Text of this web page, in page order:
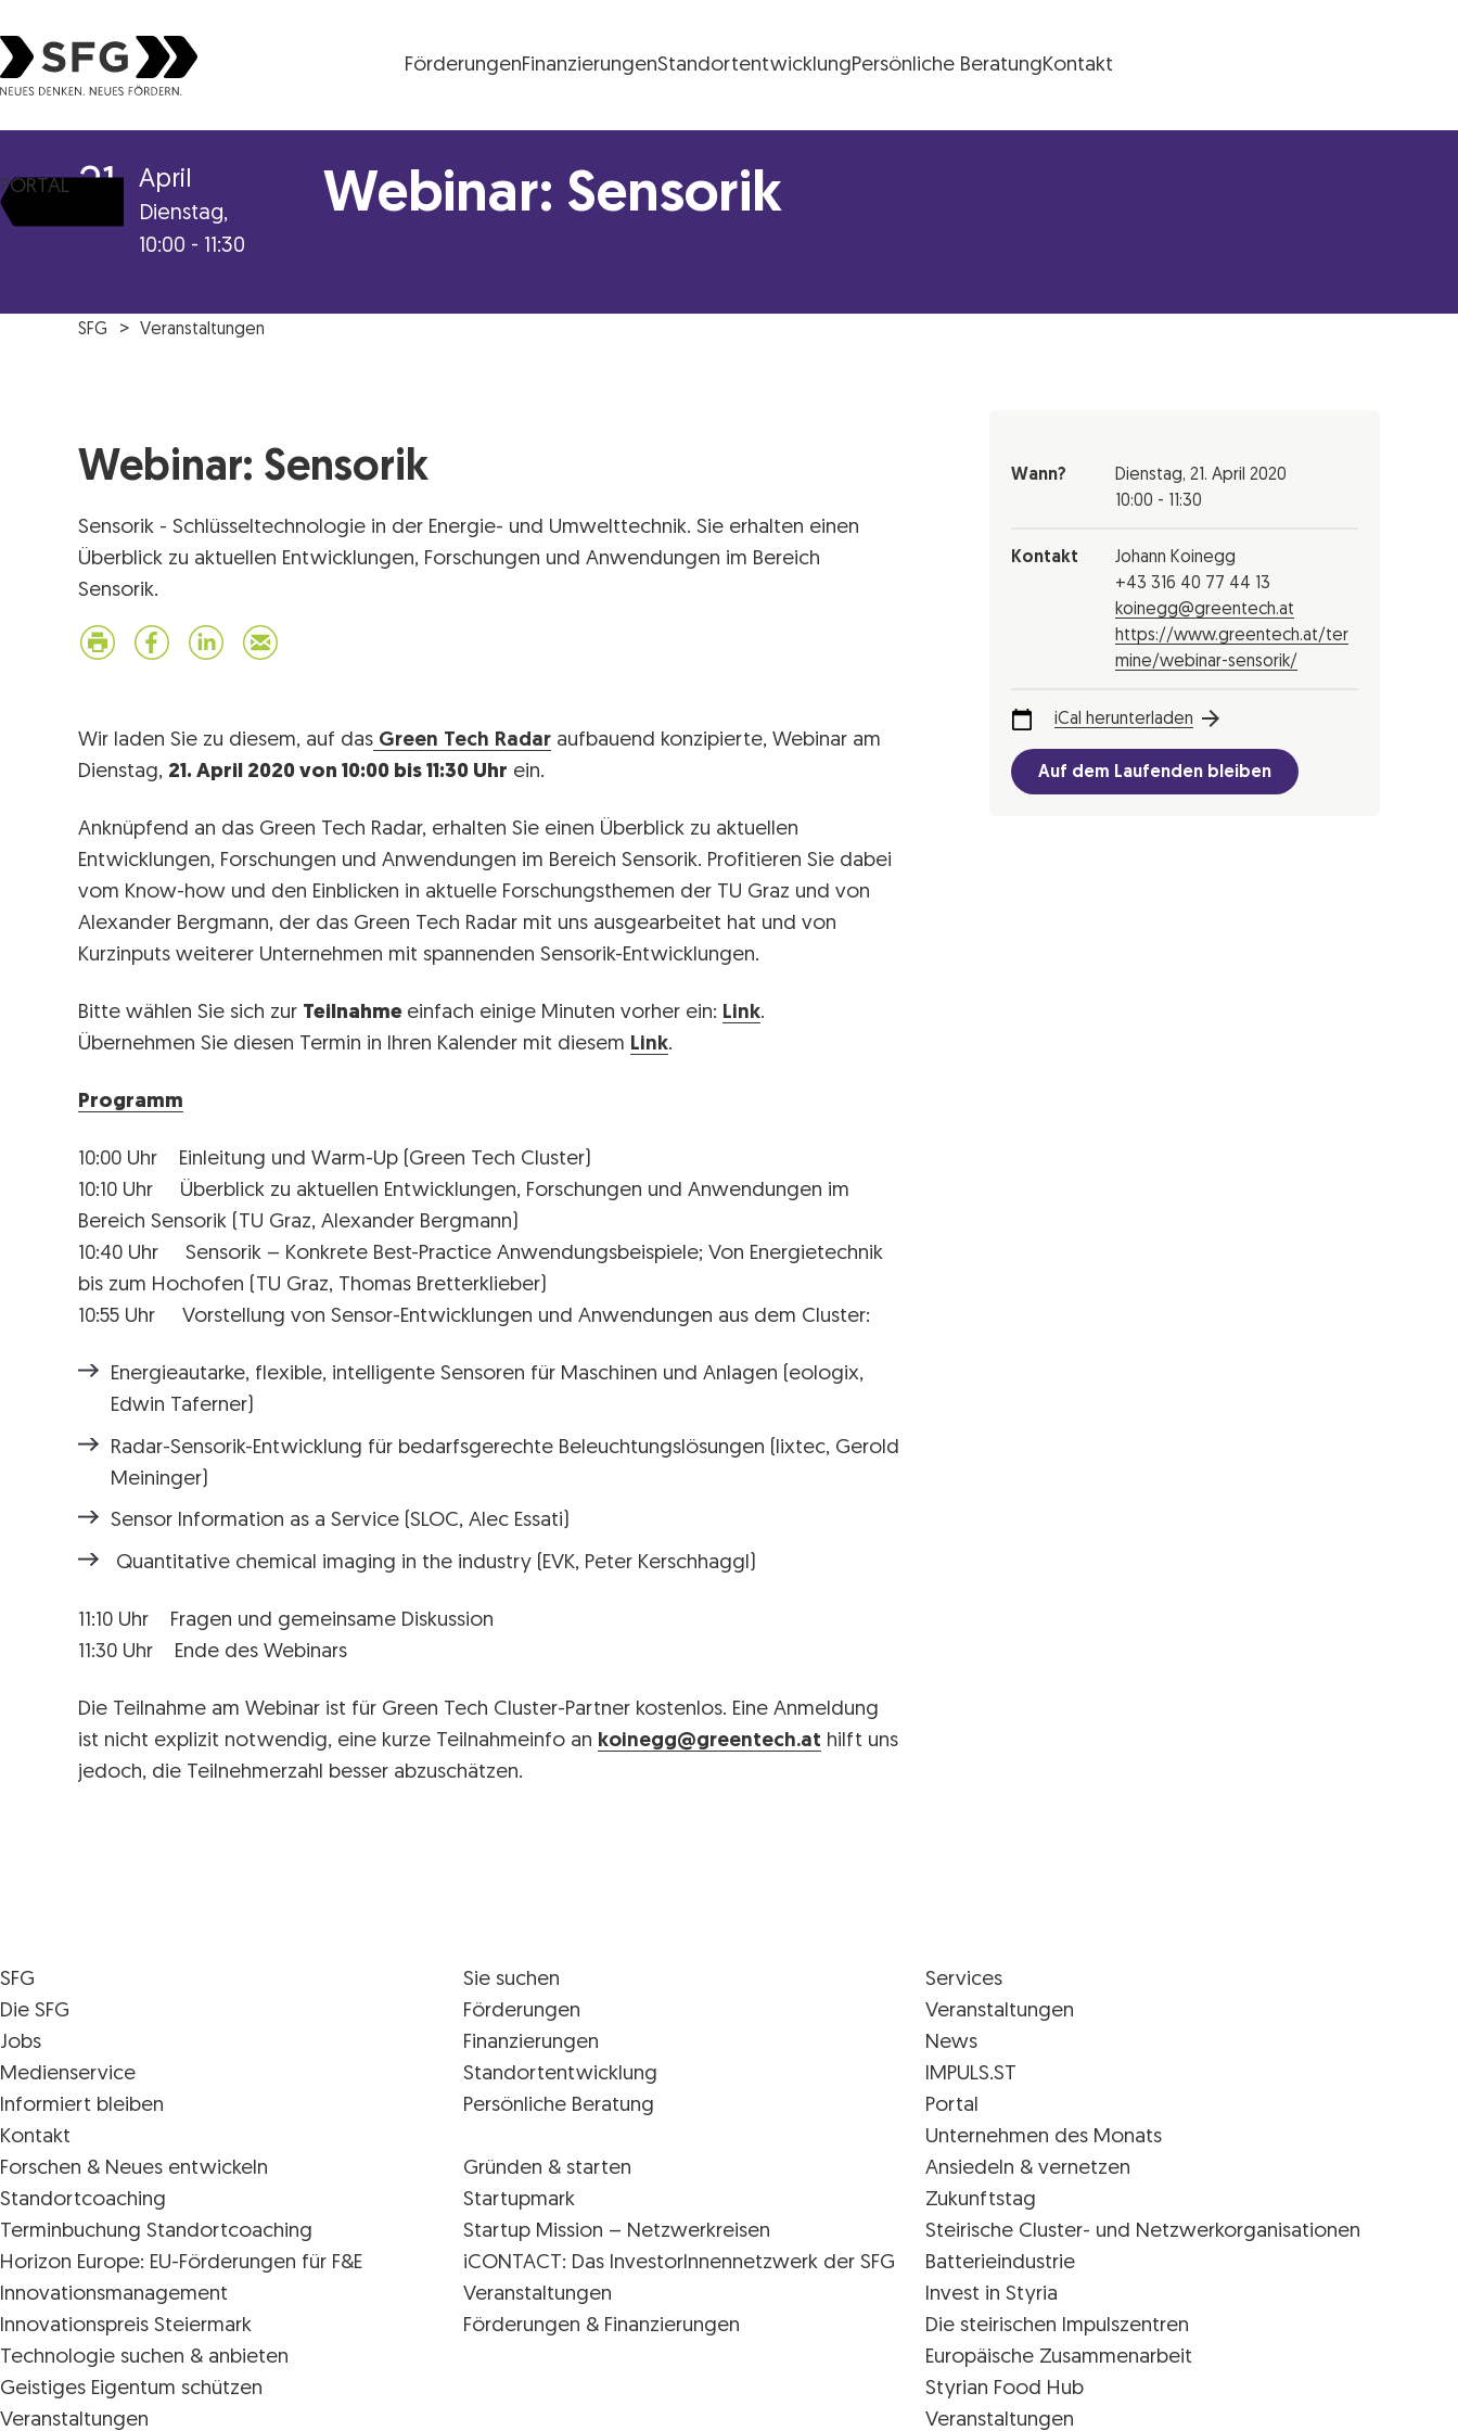
FörderungenFinanzierungenStandortentwicklungPersönliche BeratungKontakt
PORTAL 21 April
Dienstag,
10:00 - 11:30
Webinar: Sensorik
SFG Veranstaltungen
Webinar: Sensorik
Sensorik - Schlüsseltechnologie in der Energie- und Umwelttechnik. Sie erhalten einen
Überblick zu aktuellen Entwicklungen, Forschungen und Anwendungen im Bereich
Sensorik.
Wir laden Sie zu diesem, auf das Green Tech Radar aufbauend konzipierte, Webinar am
Dienstag, 21. April 2020 von 10:00 bis 11:30 Uhr ein.
Anknüpfend an das Green Tech Radar, erhalten Sie einen Überblick zu aktuellen
Entwicklungen, Forschungen und Anwendungen im Bereich Sensorik. Profitieren Sie dabei
vom Know-how und den Einblicken in aktuelle Forschungsthemen der TU Graz und von
Alexander Bergmann, der das Green Tech Radar mit uns ausgearbeitet hat und von
Kurzinputs weiterer Unternehmen mit spannenden Sensorik-Entwicklungen.
Bitte wählen Sie sich zur Teilnahme einfach einige Minuten vorher ein: Link.
Übernehmen Sie diesen Termin in Ihren Kalender mit diesem Link.
Programm
10:00 Uhr Einleitung und Warm-Up (Green Tech Cluster)
10:10 Uhr Überblick zu aktuellen Entwicklungen, Forschungen und Anwendungen im
Bereich Sensorik (TU Graz, Alexander Bergmann)
10:40 Uhr Sensorik – Konkrete Best-Practice Anwendungsbeispiele; Von Energietechnik
bis zum Hochofen (TU Graz, Thomas Bretterklieber)
10:55 Uhr Vorstellung von Sensor-Entwicklungen und Anwendungen aus dem Cluster:
Energieautarke, flexible, intelligente Sensoren für Maschinen und Anlagen (eologix,
Edwin Taferner)
Radar-Sensorik-Entwicklung für bedarfsgerechte Beleuchtungslösungen (lixtec, Gerold
Meininger)
Sensor Information as a Service (SLOC, Alec Essati)
Quantitative chemical imaging in the industry (EVK, Peter Kerschhaggl)
11:10 Uhr Fragen und gemeinsame Diskussion
11:30 Uhr Ende des Webinars
Die Teilnahme am Webinar ist für Green Tech Cluster-Partner kostenlos. Eine Anmeldung
ist nicht explizit notwendig, eine kurze Teilnahmeinfo an koinegg@greentech.at hilft uns
jedoch, die Teilnehmerzahl besser abzuschätzen.
Wann? Dienstag, 21. April 2020
10:00 - 11:30
Kontakt
Johann Koinegg
+43 316 40 77 44 13
koinegg@greentech.at
https://www.greentech.at/ter
mine/webinar-sensorik/
iCal herunterladen
Auf dem Laufenden bleiben
SFG
Die SFG
Jobs
Medienservice
Informiert bleiben
Kontakt
Sie suchen
Förderungen
Finanzierungen
Standortentwicklung
Persönliche Beratung
Services
Veranstaltungen
News
IMPULS.ST
Portal
Unternehmen des Monats
Forschen & Neues entwickeln
Standortcoaching
Terminbuchung Standortcoaching
Horizon Europe: EU-Förderungen für F&E
Innovations­management
Innovationspreis Steiermark
Technologie suchen & anbieten
Geistiges Eigentum schützen
Veranstaltungen
Gründen & starten
Startupmark
Startup Mission – Netzwerkreisen
iCONTACT: Das InvestorInnennetzwerk der SFG
Veranstaltungen
Förderungen & Finanzierungen
Ansiedeln & vernetzen
Zukunftstag
Steirische Cluster- und Netzwerkorganisationen
Batterieindustrie
Invest in Styria
Die steirischen Impulszentren
Europäische Zusammenarbeit
Styrian Food Hub
Veranstaltungen